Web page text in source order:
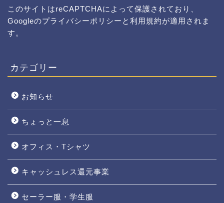
このサイトはreCAPTCHAによって保護されており、
Googleのプライバシーポリシー と 利用規約が適用されま
す。
カテゴリー
お知らせ
ちょっと一息
オフィス・Tシャツ
キャッシュレス還元事業
セーラー服・学生服